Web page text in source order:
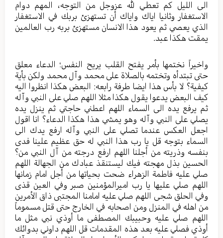
الى الليل كم تعطي لله عزوجل من التوجه، المهم دوام
الاستغفار وثانيا اياك واياك أن تستهزئ بربك في الاستغفار
الذي يعصي ثم يعود هذا الانسان مستهزئ بربه رب العالمين
يمقت هكذا عبد.
واخيراً نختمها بأمر يفتح القلب يريح النفس؛ الدعاء معلق
حتى تبتدأه وتختمه بالصلاة على محمد وآل محمد ولكن بأية
كيفية؟ لا بأس هذا ايضا طرفة رابعه: البعض هكذا انظروا اليه
كيف البعض يدعوا يقول هكذا مثلا اللهم صلي على النبي وآله
ثم يرفع يده الى السماء اللهم اعطني حاجتي ثم ينزل يده
يصلي على النبي وآله وهو يمشي هذا هكذا الدعاء؟ انا اقول
اجعل العكس عندما تصلي على النبي وآله ارفع يدك الى
السماء بتوجه قل يا رب هذا النبي له حق عظيم علينا فدى
بنفسه وذريته من أجلنا اللهم ارفع درجته من آل النبي من؟
الحسين بذل مهجته فيك ليستنقذ عبادك من الجهالة اللهم
صلي عليه فاطمة الزهراء ضحت بحياتها من أجل امام زمانها
اللهم صلي عليها يا رب اميرالمؤمنين صبر وفي العين قذى
وفي الحلق شجى اللهم صلي عليه امامنا المجتبى ذاق الأمرين
من اهله في المنزل ومن اصحابه في الخارج حتى قتل مسموماً
اللهم صلي عليه وحبيبك المصطفى ما أوذي نبي مثل ما
أوذي فصلي عليه بعد هذه المقدمات قل اللهم داوني بدوائك